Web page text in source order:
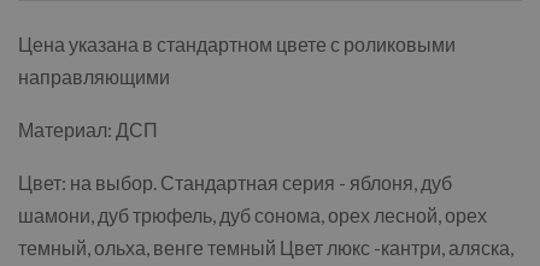
Цена указана в стандартном цвете с роликовыми
направляющими
Материал: ДСП
Цвет: на выбор. Стандартная серия - яблоня, дуб
шамони, дуб трюфель, дуб сонома, орех лесной, орех
темный, ольха, венге темный Цвет люкс -кантри, аляска,